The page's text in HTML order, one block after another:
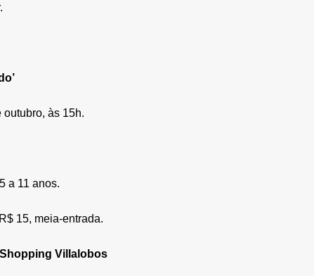
outubro, às 15h.
a 11 anos.
15, meia-entrada.
Villalobos